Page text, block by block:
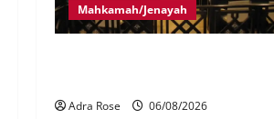
Mahkamah/Jenayah
Adra Rose 06/08/2026